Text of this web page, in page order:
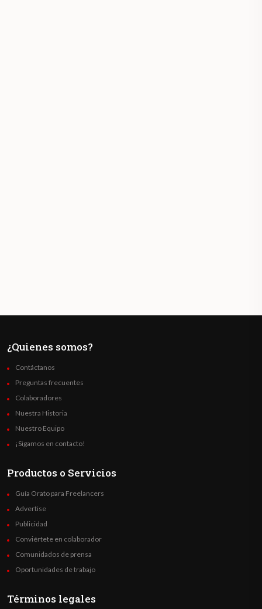
¿Quienes somos?
Contáctanos
Preguntas frecuentes
Colaboradores
Nuestra Historia
Nuestro Equipo
¡Sigamos en contacto!
Productos o Servicios
Guía Orato para Freelancers
Advertise
Publicidad
Conviértete en colaborador
Comunidados de prensa
Oportunidades de trabajo
Términos legales